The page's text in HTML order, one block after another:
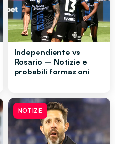
Independiente vs
Rosario – Notizie e
probabili formazioni
NOTIZIE